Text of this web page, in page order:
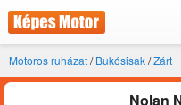
Motoros ruházat/Bukósisak/Zárt
Nolan